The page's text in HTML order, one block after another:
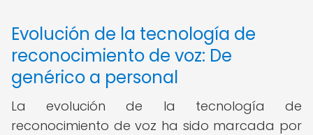
Evolución de la tecnología de
reconocimiento de voz: De
genérico a personal
La evolución de la tecnología de
reconocimiento de voz ha sido marcada por